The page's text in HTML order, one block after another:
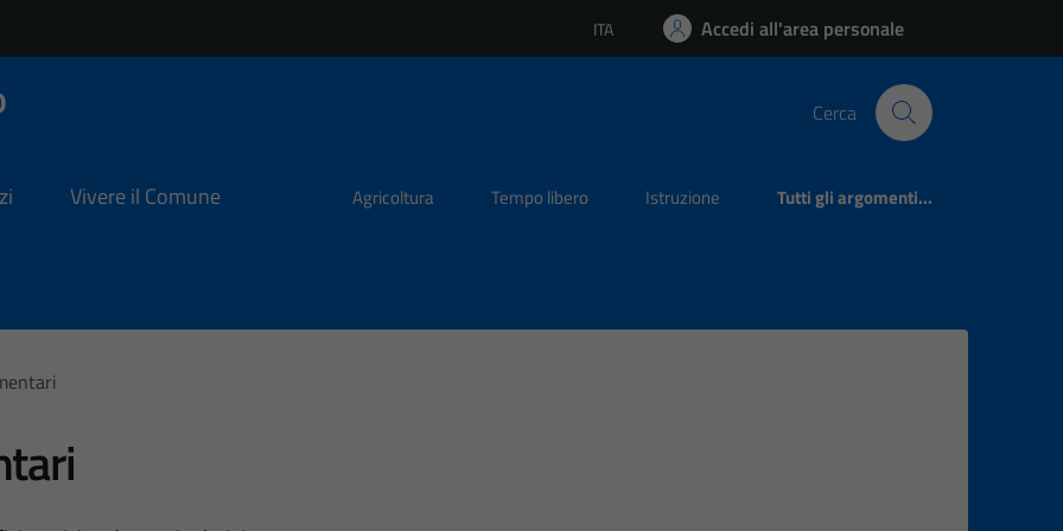
Lingua attiva:
ITA Accedi all'area personale
Cerca
Vivere il Comune Agricoltura Tempo libero Istruzione Tutti gli argomenti...